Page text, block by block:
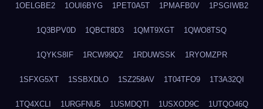
1OELGBE2 1OUI6BYG 1PET0A5T 1PMAFB0V 1PSGIWB2
1Q3BPV0D 1QBCT8D3 1QMT9XGT 1QWO8TSQ
1QYKS8IF 1RCW99QZ 1RDUWSSK 1RYOMZPR
1SFXG5XT 1SSBXDLO 1SZ258AV 1T04TFO9 1T3A32QI
1TQ4XCLI 1URGFNU5 1USMDQTI 1USXOD9C 1UTQO46Q